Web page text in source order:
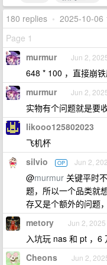
180 replies • 2025-10-06
Page 1
murmur Jun 2,
648 * 100 ，直接崩
murmur Jun 2,
实物有个问题就是要
likooo125802023
飞机杯
silvio OP Jun 2,
@murmur 关键平时
题，所以一个品类就
存又是个额外的问题
metory Jun 2,
入坑玩 nas 和 pt ，6
Cheons Jun 2,